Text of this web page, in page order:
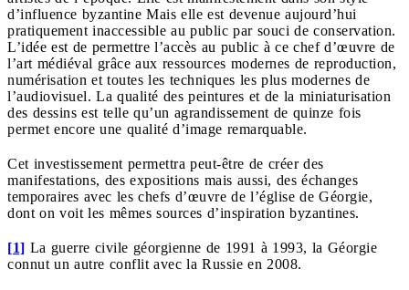
d’influence byzantine Mais elle est devenue aujourd’hui
pratiquement inaccessible au public par souci de conservation.
L’idée est de permettre l’accès au public à ce chef d’œuvre de
l’art médiéval grâce aux ressources modernes de reproduction,
numérisation et toutes les techniques les plus modernes de
l’audiovisuel. La qualité des peintures et de la miniaturisation
des dessins est telle qu’un agrandissement de quinze fois
permet encore une qualité d’image remarquable.
Cet investissement permettra peut-être de créer des
manifestations, des expositions mais aussi, des échanges
temporaires avec les chefs d’œuvre de l’église de Géorgie,
dont on voit les mêmes sources d’inspiration byzantines.
[1] La guerre civile géorgienne de 1991 à 1993, la Géorgie
connut un autre conflit avec la Russie en 2008.